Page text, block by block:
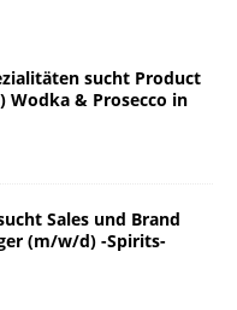
sucht Product
Wodka & Prosecco in
Sales und Brand
(m/w/d) -Spirits-